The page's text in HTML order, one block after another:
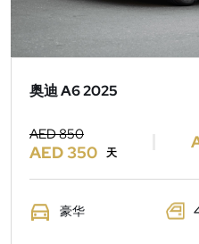
奥迪 A6 2025
AED 850
AED 350 天
豪华